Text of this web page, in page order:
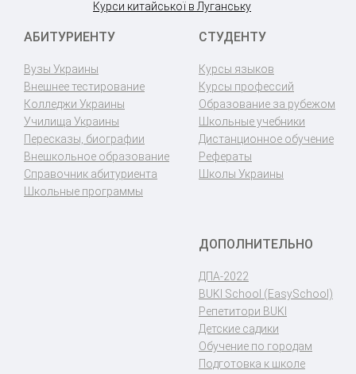
Курси китайської в Луганську
АБИТУРИЕНТУ
Вузы Украины
Внешнее тестирование
Колледжи Украины
Училища Украины
Пересказы, биографии
Внешкольное образование
Справочник абитуриента
Школьные программы
СТУДЕНТУ
Курсы языков
Курсы профессий
Образование за рубежом
Школьные учебники
Дистанционное обучение
Рефераты
Школы Украины
ДОПОЛНИТЕЛЬНО
ДПА-2022
BUKI School (EasySchool)
Репетитори BUKI
Детские садики
Обучение по городам
Подготовка к школе